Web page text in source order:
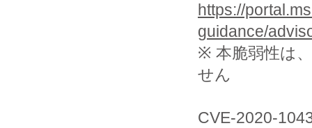
https://
guidance/
※ 本脆弱性は
せん
CVE-2020-